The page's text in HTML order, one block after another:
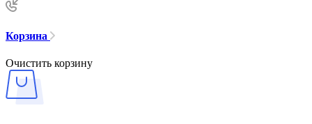
Корзина
Очистить корзину